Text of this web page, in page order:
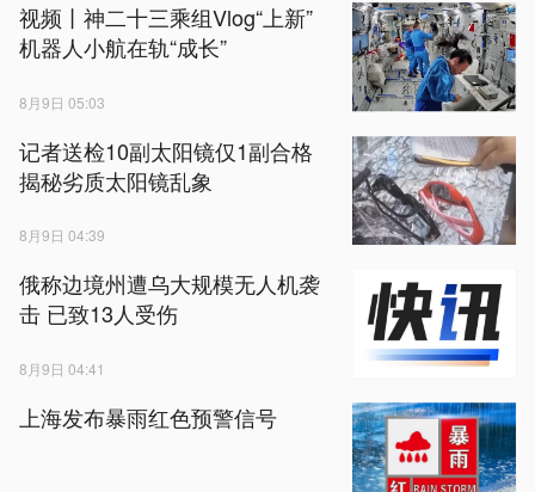
视频丨神二十三乘组Vlog“上新”
机器人小航在轨“成长”
8月9日 05:03
记者送检10副太阳镜仅1副合格
揭秘劣质太阳镜乱象
8月9日 04:39
俄称边境州遭乌大规模无人机袭
击 已致13人受伤
8月9日 04:41
上海发布暴雨红色预警信号